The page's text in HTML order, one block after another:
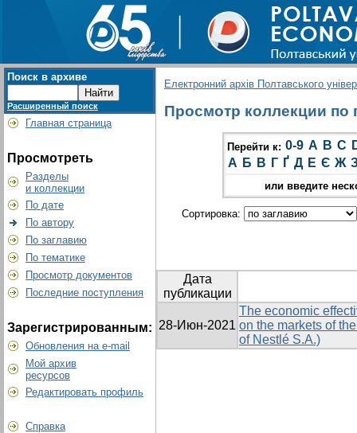
Поиск в архиве
Расширенный поиск
Главная страница
Просмотреть
Разделы
и коллекции
По дате
По автору
По заглавию
По тематике
Просмотр документов
Последние поступления
Зарегистрированным:
Обновления на e-mail
Мой архив
ресурсов
Редактировать профиль
Справка
Електронний архів Полтавського
Просмотр коллекции по
Перейти к: 0-9 A B C
А Б В Г Ґ Д Е Є Ж
или введите
Сортировка:
Дата
публикации
28-Июн-2021
The economic
on the markets of
of Nestlé S.A.)